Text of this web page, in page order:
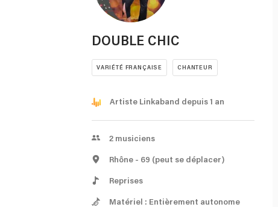
DOUBLE CHIC
VARIÉTÉ FRANÇAISE CHANTEUR
Artiste Linkaband depuis 1 an
2 musiciens
Rhône - 69 (peut se déplacer)
Reprises
Matériel : Entièrement autonome